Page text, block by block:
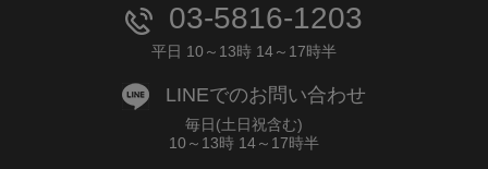
03-5816-1203
平日 10～13時 14～17時半
LINEでのお問い合わせ
毎日(土日祝含む)
10～13時 14～17時半